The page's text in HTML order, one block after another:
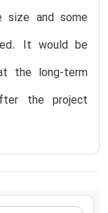
size and some
It would be
the long-term
the project